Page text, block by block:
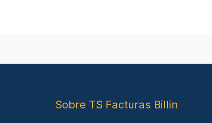
Sobre TS Facturas Billin